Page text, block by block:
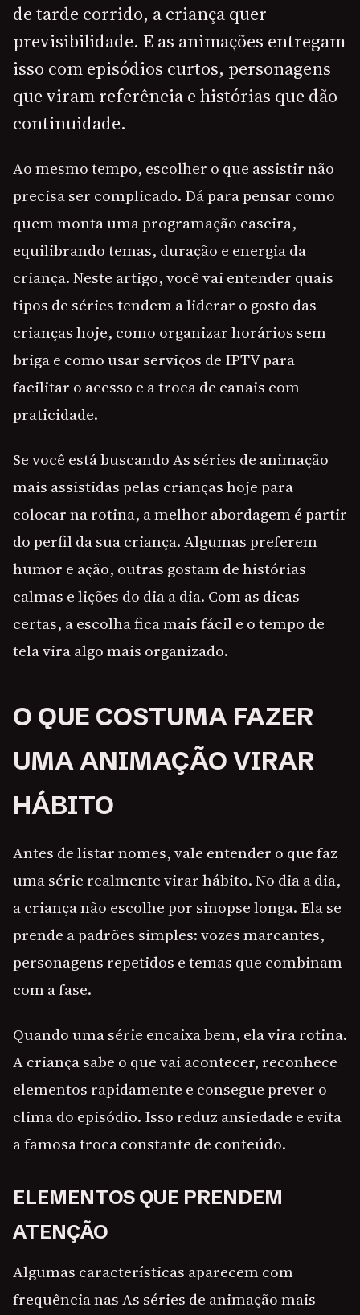
de tarde corrido, a criança quer
previsibilidade. E as animações entregam
isso com episódios curtos, personagens
que viram referência e histórias que dão
continuidade.
Ao mesmo tempo, escolher o que assistir não
precisa ser complicado. Dá para pensar como
quem monta uma programação caseira,
equilibrando temas, duração e energia da
criança. Neste artigo, você vai entender quais
tipos de séries tendem a liderar o gosto das
crianças hoje, como organizar horários sem
briga e como usar serviços de IPTV para
facilitar o acesso e a troca de canais com
praticidade.
Se você está buscando As séries de animação
mais assistidas pelas crianças hoje para
colocar na rotina, a melhor abordagem é partir
do perfil da sua criança. Algumas preferem
humor e ação, outras gostam de histórias
calmas e lições do dia a dia. Com as dicas
certas, a escolha fica mais fácil e o tempo de
tela vira algo mais organizado.
O QUE COSTUMA FAZER
UMA ANIMAÇÃO VIRAR
HÁBITO
Antes de listar nomes, vale entender o que faz
uma série realmente virar hábito. No dia a dia,
a criança não escolhe por sinopse longa. Ela se
prende a padrões simples: vozes marcantes,
personagens repetidos e temas que combinam
com a fase.
Quando uma série encaixa bem, ela vira rotina.
A criança sabe o que vai acontecer, reconhece
elementos rapidamente e consegue prever o
clima do episódio. Isso reduz ansiedade e evita
a famosa troca constante de conteúdo.
ELEMENTOS QUE PRENDEM
ATENÇÃO
Algumas características aparecem com
frequência nas As séries de animação mais